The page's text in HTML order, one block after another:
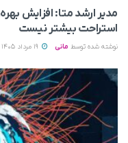
مدیر ارشد متا: افزایش
استراحت بیشتر نیست
نوشته شده توسط مانی